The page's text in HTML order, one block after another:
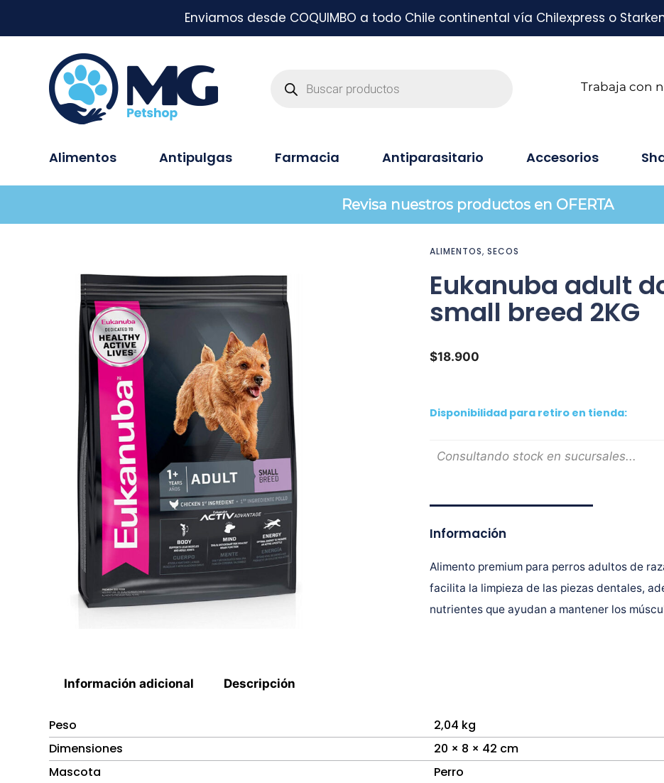
Enviamos desde COQUIMBO a todo Chile continental vía Chilexpress o
Trabaja con
Alimentos Antipulgas Farmacia Antiparasitario Accesorios
Revisa nuestros productos en OFERTA
ALIMENTOS, SECOS
Eukanuba adult
small breed 2KG
$18.900
Disponibilidad para retiro en tienda:
Consultando stock en sucursales...
Información
Alimento premium para perros adultos de
facilita la limpieza de las piezas dentales,
nutrientes que ayudan a mantener los
Información adicional Descripción
Peso
2,04 kg
Dimensiones
20 × 8 × 42 cm
Mascota
Perro